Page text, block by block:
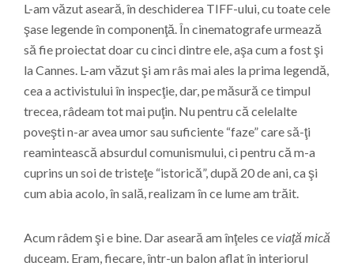
L-am văzut aseară, în deschiderea TIFF-ului, cu toate cele
şase legende în componenţă. În cinematografe urmează
să fie proiectat doar cu cinci dintre ele, aşa cum a fost şi
la Cannes. L-am văzut şi am râs mai ales la prima legendă,
cea a activistului în inspecţie, dar, pe măsură ce timpul
trecea, râdeam tot mai puţin. Nu pentru că celelalte
poveşti n-ar avea umor sau suficiente “faze” care să-ţi
reamintească absurdul comunismului, ci pentru că m-a
cuprins un soi de tristeţe “istorică”, după 20 de ani, ca şi
cum abia acolo, în sală, realizam în ce lume am trăit.
Acum râdem şi e bine. Dar aseară am înţeles ceviaţă mică
duceam. Eram, fiecare, într-un balon aflat în interiorul